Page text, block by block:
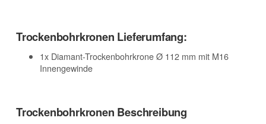
Trockenbohrkronen Lieferumfang:
1x Diamant-Trockenbohrkrone Ø 112 mm mit M16
Innengewinde
Trockenbohrkronen Beschreibung